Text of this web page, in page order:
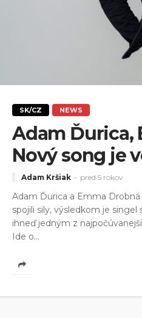
SK/CZ NEWS
Adam Ďurica,
Nový song je
Adam Kršiak pred 5 rokov
Adam Ďurica a Emma
spojili sily, výsledkom je
ihneď jedným z
Ide o...